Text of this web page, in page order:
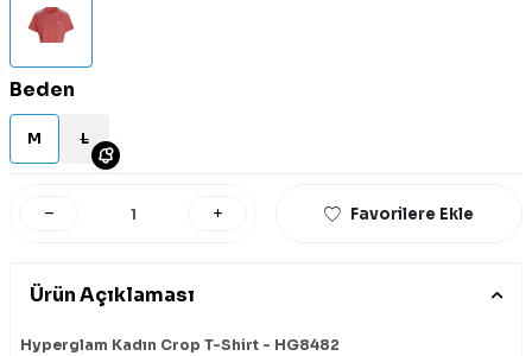
Beden
M L
Favorilere Ekle
Ürün Açıklaması
Hyperglam Kadın Crop T-Shirt - HG8482